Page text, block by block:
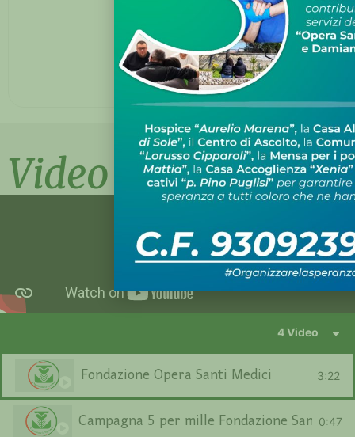
LEGGI TUTTO
Video
4 Video
Fondazione Opera Santi Medici 3:22
Campagna 5 per mille Fondazione Santi0:47